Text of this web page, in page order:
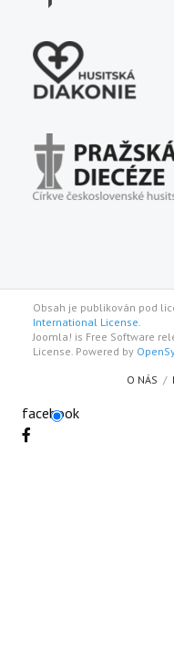
Obsah je publikován pod
International License.
Joomla! is Free Software
License. Powered by
O NÁS
facebook